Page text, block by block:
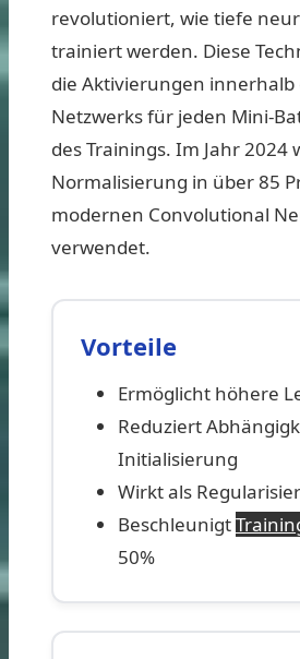
revolutioniert, wie tiefe
trainiert werden. Diese
die Aktivierungen innerhalb
Netzwerks für jeden Mini-
des Trainings. Im Jahr 2024
Normalisierung in über 85
modernen Convolutional
verwendet.
Vorteile
Ermöglicht höhere
Reduziert
Initialisierung
Wirkt als
Beschleunigt
50%